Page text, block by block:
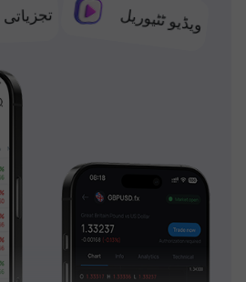
تجزیاتی ویڈیو ٹٹیوریل